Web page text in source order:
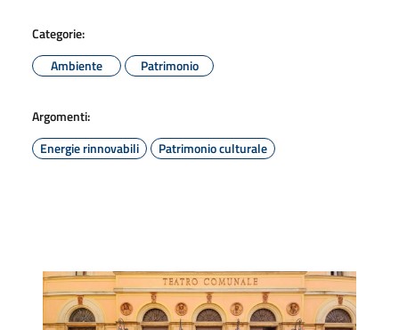
Categorie:
Ambiente
Patrimonio
Argomenti:
Energie rinnovabili
Patrimonio culturale